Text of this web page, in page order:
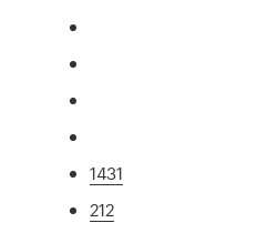
1431
212